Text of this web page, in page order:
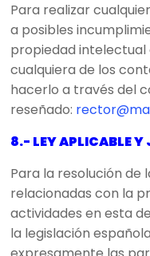
Para realizar
a posibles
propiedad intelectual
cualquiera de los
hacerlo a través del
reseñado:
8.- LEY APLICABLE
Para la resolución de
relacionadas con la
actividades en esta
la legislación